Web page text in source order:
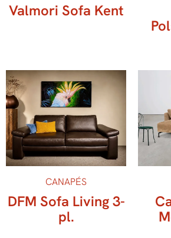
Valmori Sofa Kent
CANAPÉS
DFM Sofa Living 3-
pl.